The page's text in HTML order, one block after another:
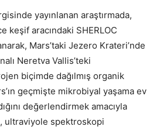
yayınlanan araştırmada,
keşif aracındaki SHERLOC
Mars’taki Jezero Krateri’nde
Neretva Vallis’teki
biçimde dağılmış organik
geçmişte mikrobiyal yaşama ev
değerlendirmek amacıyla
ultraviyole spektroskopi